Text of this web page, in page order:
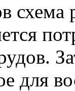
схема
для